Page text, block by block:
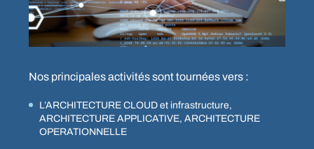
Nos principales activités sont tournées vers :
L’ARCHITECTURE CLOUD et infrastructure,
ARCHITECTURE APPLICATIVE, ARCHITECTURE
OPERATIONNELLE